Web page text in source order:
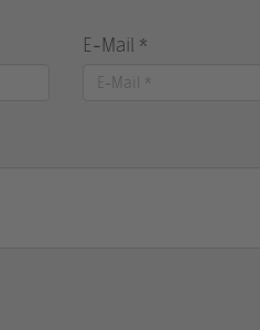
E-Mail *